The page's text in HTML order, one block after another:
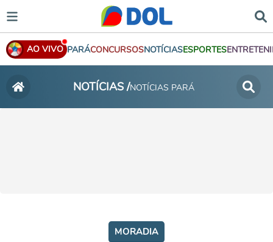
AO VIVO PARÁCONCURSOSNOTÍCIASESPORTES
NOTÍCIAS /NOTÍCIAS PARÁ
MORADIA